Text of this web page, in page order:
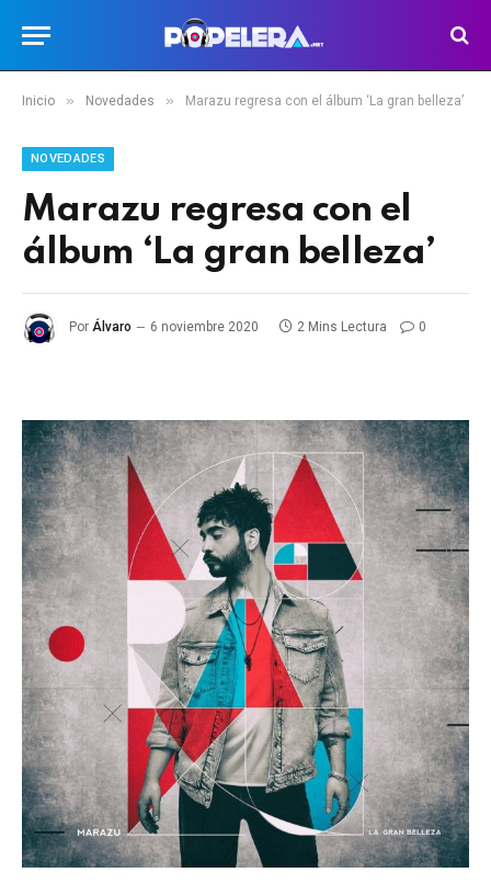
Inicio » Novedades » Marazu regresa con el álbum ‘La gran belleza’
NOVEDADES
Marazu regresa con el
álbum ‘La gran belleza’
Por Álvaro 6 noviembre 2020 2 Mins Lectura 0